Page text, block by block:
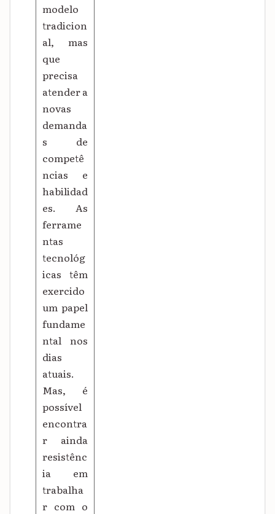
modelo
tradicion
al, mas
que
precisa
atender a
novas
demanda
s de
competê
ncias e
habilidad
es. As
ferrame
ntas
tecnológ
icas têm
exercido
um papel
fundame
ntal nos
dias
atuais.
Mas, é
possível
encontra
r ainda
resistênc
ia em
trabalha
r com o